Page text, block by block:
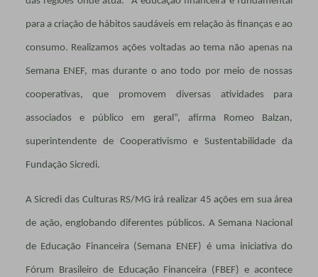
para a criação de hábitos saudáveis em relação às finanças e ao
consumo. Realizamos ações voltadas ao tema não apenas na
Semana ENEF, mas durante o ano todo por meio de nossas
cooperativas, que promovem diversas atividades para
associados e público em geral”, afirma Romeo Balzan,
superintendente de Cooperativismo e Sustentabilidade da
Fundação Sicredi.
A Sicredi das Culturas RS/MG irá realizar 45 ações em sua área
de ação, englobando diferentes públicos. A Semana Nacional
de Educação Financeira (Semana ENEF) é uma iniciativa do
Fórum Brasileiro de Educação Financeira (FBEF) e acontece